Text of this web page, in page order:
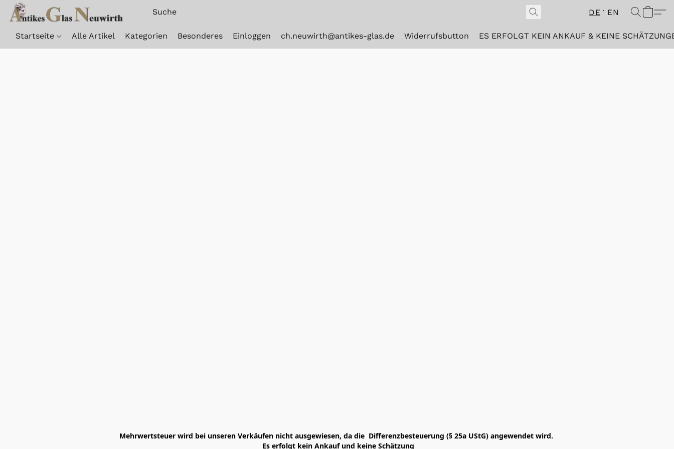
DE EN
Startseite Alle Artikel Kategorien Besonderes Einloggen ch.neuwirth@antikes-glas.de Widerrufsbutton ES ERFOLGT KEIN ANKAUF & KEINE
Mehrwertsteuer wird bei unseren Verkäufen nicht ausgewiesen, da die  Differenzbesteuerung (§ 25a UStG) angewendet wird.